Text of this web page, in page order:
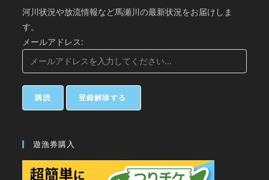
河川状況や放流情報など馬瀬川の最新状況をお届けしま
す。
メールアドレス:
遊漁券購入